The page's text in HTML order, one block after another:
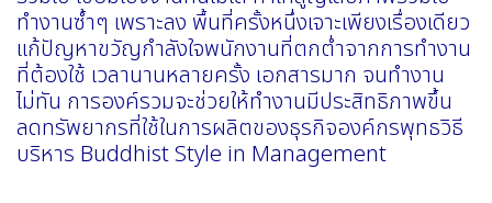
ทำงานซ้ำๆ เพราะลง พื้นที่ครั้งหนึ่งเจาะเพียงเรื่องเดียว
แก้ปัญหาขวัญกำลังใจพนักงานที่ตกต่ำจากการทำงาน
ที่ต้องใช้ เวลานานหลายครั้ง เอกสารมาก จนทำงาน
ไม่ทัน การองค์รวมจะช่วยให้ทำงานมีประสิทธิภาพขึ้น
ลดทรัพยากรที่ใช้ในการผลิตของธุรกิจองค์กรพุทธวิธี
บริหาร Buddhist Style in Management